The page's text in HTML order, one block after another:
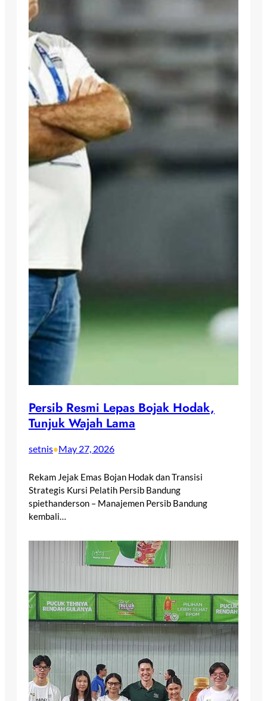
Persib Resmi Lepas Bojak Hodak,
Tunjuk Wajah Lama
setnis•May 27, 2026
Rekam Jejak Emas Bojan Hodak dan Transisi
Strategis Kursi Pelatih Persib Bandung
spiethanderson – Manajemen Persib Bandung
kembali…